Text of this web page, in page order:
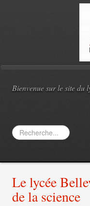
Bienvenue sur le site du
Rechercher
Le lycée
de la science